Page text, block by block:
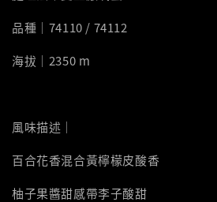
品種｜74110 / 74112
海拔｜2350 m
風味描述｜
百合花香混合黃檸檬皮酸香
柚子果醬甜感帶李子酸甜